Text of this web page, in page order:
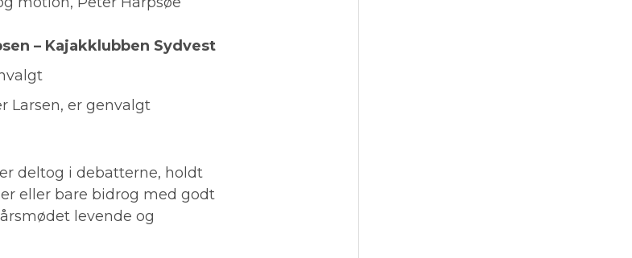
– Kajakklubben Sydvest
Larsen, er genvalgt
deltog i debatterne, holdt
eller bare bidrog med godt
levende og